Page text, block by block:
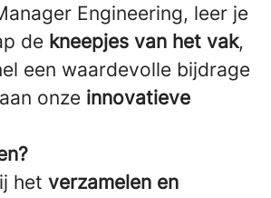
Engineering, leer je
de kneepjes van het vak,
een waardevolle bijdrage
onze innovatieve
het verzamelen en